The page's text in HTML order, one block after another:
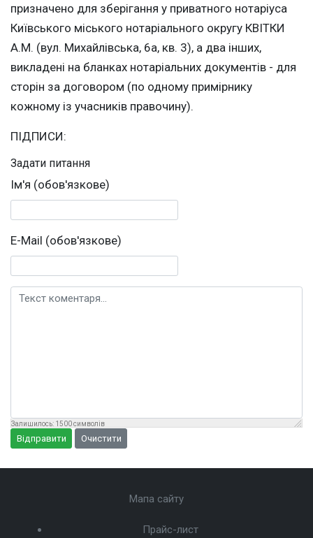
призначено для зберігання у приватного нотаріуса
Київського міського нотаріального округу КВІТКИ
А.М. (вул. Михайлівська, 6а, кв. 3), а два інших,
викладені на бланках нотаріальних документів - для
сторін за договором (по одному примірнику
кожному із учасників правочину).
ПІДПИСИ:
Задати питання
Ім'я (обов'язкове)
E-Mail (обов'язкове)
Текст коментаря
Залишилось: 1500символів
Відправити Очистити
Прайс-лист
Мапа сайту